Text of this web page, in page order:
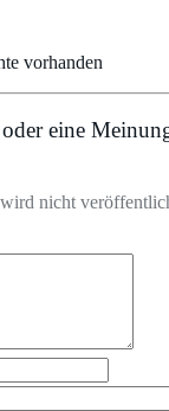
vorhanden
eine
nicht